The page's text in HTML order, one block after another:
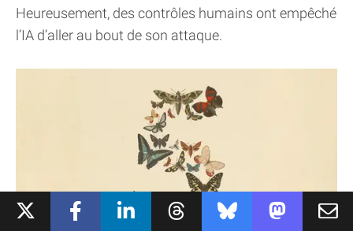
Heureusement, des contrôles humains ont empêché
l’IA d’aller au bout de son attaque.